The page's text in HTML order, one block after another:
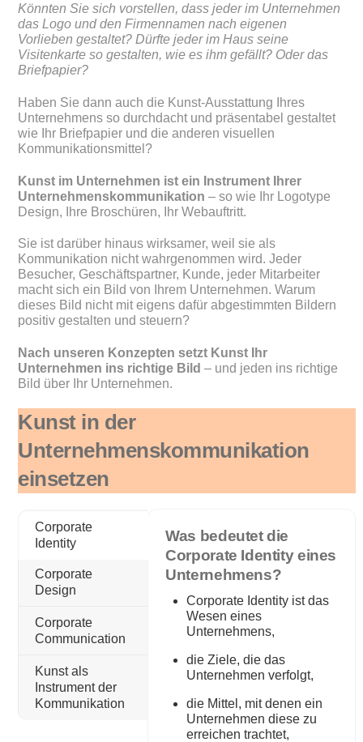
Könnten Sie sich vorstellen, dass jeder im Unternehmen
das Logo und den Firmennamen nach eigenen
Vorlieben gestaltet? Dürfte jeder im Haus seine
Visitenkarte so gestalten, wie es ihm gefällt? Oder das
Briefpapier?
Haben Sie dann auch die Kunst-Ausstattung Ihres
Unternehmens so durchdacht und präsentabel gestaltet
wie Ihr Briefpapier und die anderen visuellen
Kommunikationsmittel?
Kunst im Unternehmen ist ein Instrument Ihrer
Unternehmenskommunikation – so wie Ihr Logotype
Design, Ihre Broschüren, Ihr Webauftritt.
Sie ist darüber hinaus wirksamer, weil sie als
Kommunikation nicht wahrgenommen wird. Jeder
Besucher, Geschäftspartner, Kunde, jeder Mitarbeiter
macht sich ein Bild von Ihrem Unternehmen. Warum
dieses Bild nicht mit eigens dafür abgestimmten Bildern
positiv gestalten und steuern?
Nach unseren Konzepten setzt Kunst Ihr
Unternehmen ins richtige Bild – und jeden ins richtige
Bild über Ihr Unternehmen.
Kunst in der
Unternehmenskommunikation
einsetzen
Corporate
Identity
Corporate
Design
Corporate
Communication
Kunst als
Instrument der
Kommunikation
Was bedeutet die
Corporate Identity eines
Unternehmens?
Corporate Identity ist das
Wesen eines
Unternehmens,
die Ziele, die das
Unternehmen verfolgt,
die Mittel, mit denen ein
Unternehmen diese zu
erreichen trachtet,